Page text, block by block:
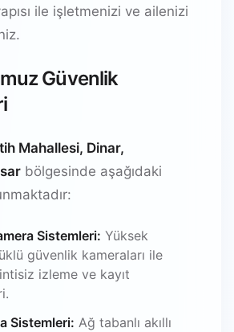
ile işletmenizi ve ailenizi
Güvenlik
Mahallesi, Dinar,
bölgesinde aşağıdaki
Sistemleri: Yüksek
güvenlik kameraları ile
izleme ve kayıt
Sistemleri: Ağ tabanlı akıllı